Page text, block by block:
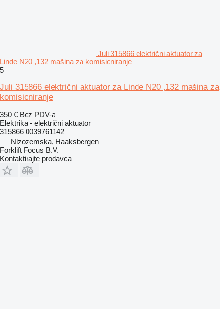
Juli 315866 električni aktuator za
Linde N20 ,132 mašina za komisioniranje
5
Juli 315866 električni aktuator za Linde N20 ,132 mašina za
komisioniranje
350 € Bez PDV-a
Elektrika - električni aktuator
315866 0039761142
Nizozemska, Haaksbergen
Forklift Focus B.V.
Kontaktirajte prodavca